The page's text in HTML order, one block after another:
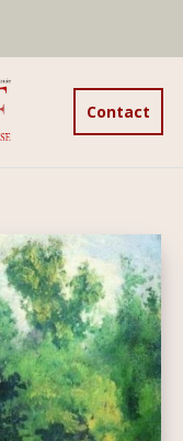
Contact